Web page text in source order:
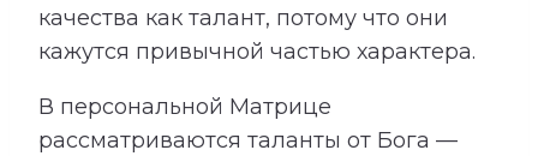
качества как талант, потому что они
кажутся привычной частью характера.
В персональной Матрице
рассматриваются таланты от Бога —